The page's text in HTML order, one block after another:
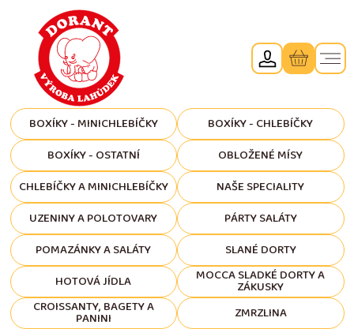
BOXÍKY - MINICHLEBÍČKY
BOXÍKY - CHLEBÍČKY
BOXÍKY - OSTATNÍ
OBLOŽENÉ MÍSY
CHLEBÍČKY A MINICHLEBÍČKY
NAŠE SPECIALITY
UZENINY A POLOTOVARY
PÁRTY SALÁTY
POMAZÁNKY A SALÁTY
SLANÉ DORTY
HOTOVÁ JÍDLA
MOCCA SLADKÉ DORTY A
ZÁKUSKY
CROISSANTY, BAGETY A
PANINI ZMRZLINA